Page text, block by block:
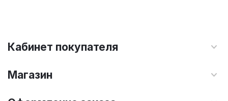
Кабинет покупателя
Магазин